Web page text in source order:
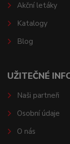
Akční letáky
Katalogy
Blog
UŽITEČNÉ
Naši partneři
Osobní údaje
O nás